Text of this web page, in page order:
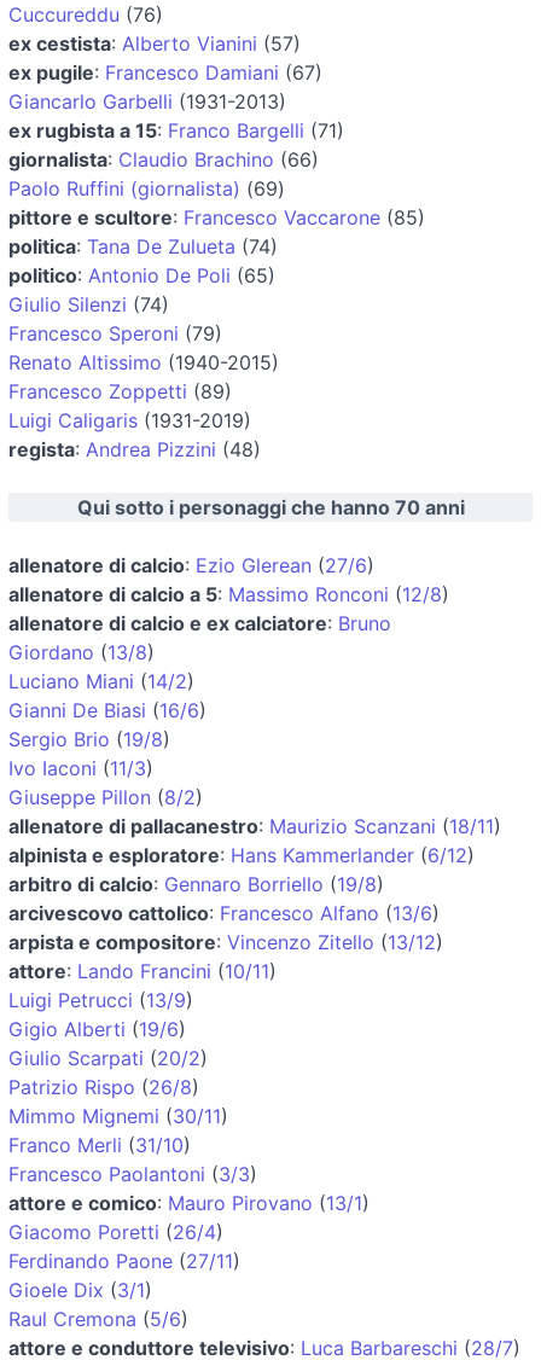
Cuccureddu (76)
ex cestista: Alberto Vianini (57)
ex pugile: Francesco Damiani (67)
Giancarlo Garbelli (1931-2013)
ex rugbista a 15: Franco Bargelli (71)
giornalista: Claudio Brachino (66)
Paolo Ruffini (giornalista) (69)
pittore e scultore: Francesco Vaccarone (85)
politica: Tana De Zulueta (74)
politico: Antonio De Poli (65)
Giulio Silenzi (74)
Francesco Speroni (79)
Renato Altissimo (1940-2015)
Francesco Zoppetti (89)
Luigi Caligaris (1931-2019)
regista: Andrea Pizzini (48)
Qui sotto i personaggi che hanno 70 anni
allenatore di calcio: Ezio Glerean (27/6)
allenatore di calcio a 5: Massimo Ronconi (12/8)
allenatore di calcio e ex calciatore: Bruno
Giordano (13/8)
Luciano Miani (14/2)
Gianni De Biasi (16/6)
Sergio Brio (19/8)
Ivo Iaconi (11/3)
Giuseppe Pillon (8/2)
allenatore di pallacanestro: Maurizio Scanzani (18/11)
alpinista e esploratore: Hans Kammerlander (6/12)
arbitro di calcio: Gennaro Borriello (19/8)
arcivescovo cattolico: Francesco Alfano (13/6)
arpista e compositore: Vincenzo Zitello (13/12)
attore: Lando Francini (10/11)
Luigi Petrucci (13/9)
Gigio Alberti (19/6)
Giulio Scarpati (20/2)
Patrizio Rispo (26/8)
Mimmo Mignemi (30/11)
Franco Merli (31/10)
Francesco Paolantoni (3/3)
attore e comico: Mauro Pirovano (13/1)
Giacomo Poretti (26/4)
Ferdinando Paone (27/11)
Gioele Dix (3/1)
Raul Cremona (5/6)
attore e conduttore televisivo: Luca Barbareschi (28/7)